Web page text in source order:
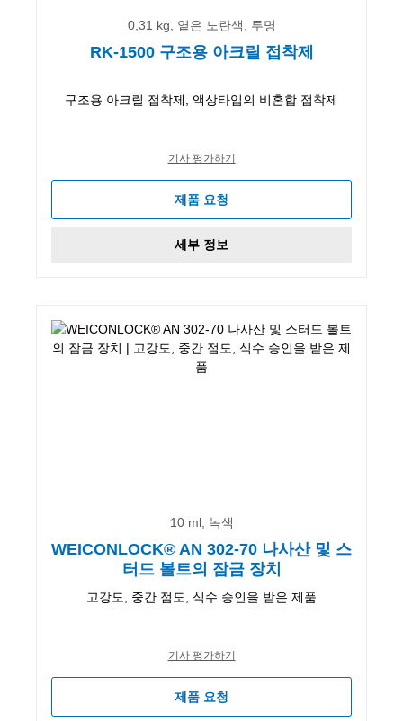
0,31 kg, 옅은 노란색, 투명
RK-1500 구조용 아크릴 접착제
구조용 아크릴 접착제, 액상타입의 비혼합 접착제
기사 평가하기
제품 요청
세부 정보
10 ml, 녹색
WEICONLOCK® AN 302-70 나사산 및 스
터드 볼트의 잠금 장치
고강도, 중간 점도, 식수 승인을 받은 제품
기사 평가하기
제품 요청